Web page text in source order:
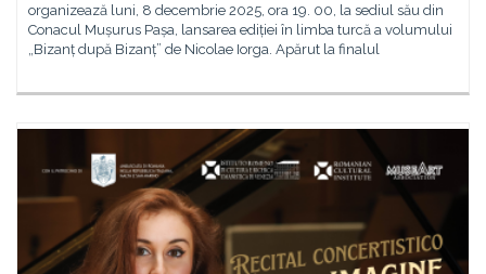
organizează luni, 8 decembrie 2025, ora 19. 00, la sediul său din
Conacul Mușurus Pașa, lansarea ediției în limba turcă a volumului
„Bizanț după Bizanț” de Nicolae Iorga. Apărut la finalul